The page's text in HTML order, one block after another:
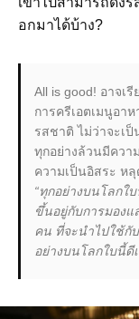
อกมาได้บ้าง?
All is good! อาจเ
การครีเอตเมนูอา
รสชาติ ไม่ว่าจะเ
ทุกอย่างล้วนมีควา
ความเป็นอิสระ ห
“ทุกอย่างบนโลก
ขึ้นอยู่กับการมอง
คน ที่จะนำไปใช้กับ
อย่างบนโลกใบนี้ดี